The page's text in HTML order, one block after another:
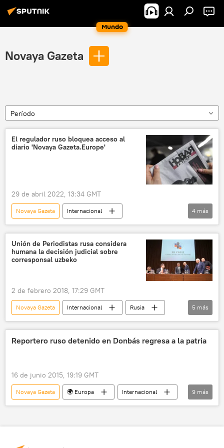
Mundo
Novaya Gazeta
Período
El regulador ruso bloquea acceso al
diario 'Novaya Gazeta.Europe'
29 de abril 2022, 13:34 GMT
Novaya Gazeta
Internacional
Roskomnadzor
Rusia
🌍 Europa
medios de comunicación
4 más
Unión de Periodistas rusa considera
humana la decisión judicial sobre
corresponsal uzbeko
2 de febrero 2018, 17:29 GMT
Novaya Gazeta Internacional
Rusia
Uzbekistán
Unión de Periodistas de Rusia (UPR)
5 más
Reportero ruso detenido en Donbás regresa a la patria
16 de junio 2015, 19:19 GMT
Novaya Gazeta 🌍 Europa
Internacional
Ucrania
Donetsk
Pável Kaniguin
9 más